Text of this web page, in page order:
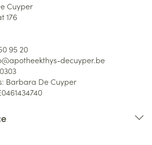
Cuyper
176
95 20
apotheekthys-decuyper.be
Barbara De Cuyper